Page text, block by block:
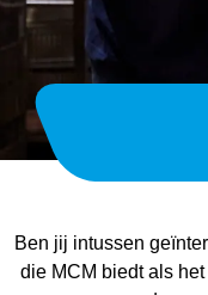
Ben jij intussen
die MCM biedt als